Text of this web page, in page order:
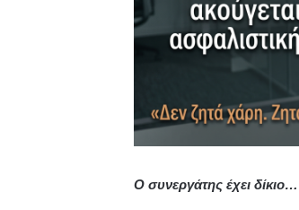
Ο συνεργάτης έχει δίκιο…